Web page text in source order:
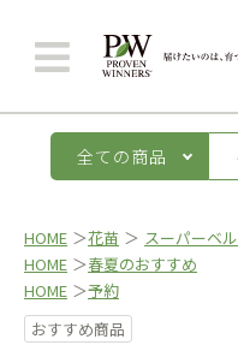
全ての商品
HOME ＞花苗 ＞ スーパーベル
HOME ＞春夏のおすすめ
HOME ＞予約
おすすめ商品